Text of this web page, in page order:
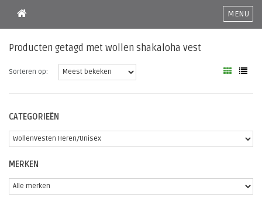
MENU
Producten getagd met wollen shakaloha vest
Sorteren op:
CATEGORIEËN
MERKEN